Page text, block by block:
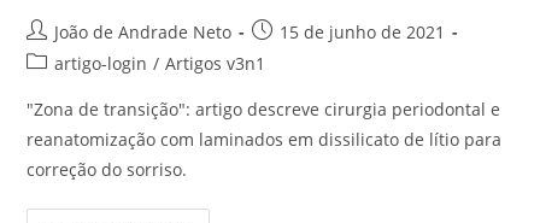
João de Andrade Neto
15 de junho de 2021
artigo-login / Artigos v3n1
"Zona de transição": artigo descreve cirurgia periodontal e
reanatomização com laminados em dissilicato de lítio para
correção do sorriso.